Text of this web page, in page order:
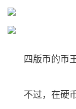
四版币的币
不过，在硬